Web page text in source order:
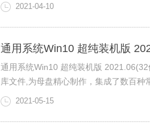
2021-04-10
通用系统Win10 超纯装机版
通用系统Win10 超纯装机版
库文件,为母盘精心制作，集成了数百种
2021-05-15